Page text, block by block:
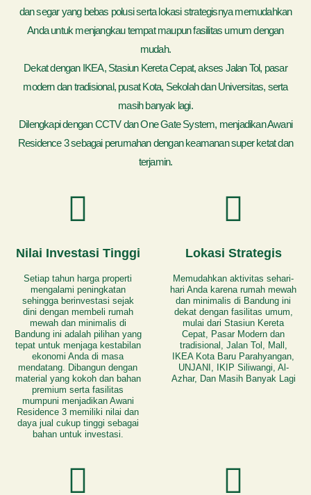
dan segar yang bebas polusi serta lokasi strategisnya memudahkan
Anda untuk menjangkau tempat maupun fasilitas umum dengan
mudah.
Dekat dengan IKEA, Stasiun Kereta Cepat, akses Jalan Tol, pasar
modern dan tradisional, pusat Kota, Sekolah dan Universitas, serta
masih banyak lagi.
Dilengkapi dengan CCTV dan One Gate System, menjadikan Awani
Residence 3 sebagai perumahan dengan keamanan super ketat dan
terjamin.
Nilai Investasi Tinggi
Setiap tahun harga properti
mengalami peningkatan
sehingga berinvestasi sejak
dini dengan membeli rumah
mewah dan minimalis di
Bandung ini adalah pilihan yang
tepat untuk menjaga kestabilan
ekonomi Anda di masa
mendatang. Dibangun dengan
material yang kokoh dan bahan
premium serta fasilitas
mumpuni menjadikan Awani
Residence 3 memiliki nilai dan
daya jual cukup tinggi sebagai
bahan untuk investasi.
Lokasi Strategis
Memudahkan aktivitas sehari-
hari Anda karena rumah mewah
dan minimalis di Bandung ini
dekat dengan fasilitas umum,
mulai dari Stasiun Kereta
Cepat, Pasar Modern dan
tradisional, Jalan Tol, Mall,
IKEA Kota Baru Parahyangan,
UNJANI, IKIP Siliwangi, Al-
Azhar, Dan Masih Banyak Lagi